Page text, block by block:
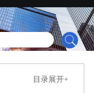
目录展开+